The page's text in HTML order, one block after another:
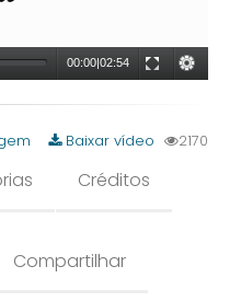
00:00|02:54
Baixar vídeo 2170
Créditos
Compartilhar